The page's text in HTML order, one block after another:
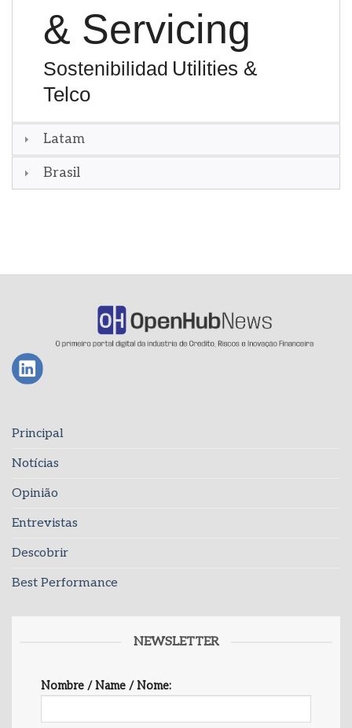
& Servicing
Sostenibilidad Utilities &
Telco
Latam
Brasil
Principal
Notícias
Opinião
Entrevistas
Descobrir
Best Performance
NEWSLETTER
Nombre / Name / Nome: